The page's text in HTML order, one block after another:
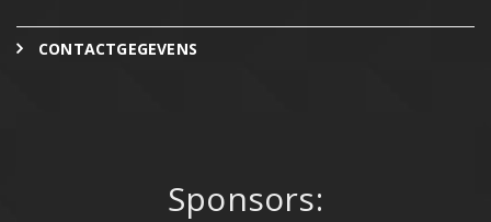
CONTACTGEGEVENS
Sponsors: